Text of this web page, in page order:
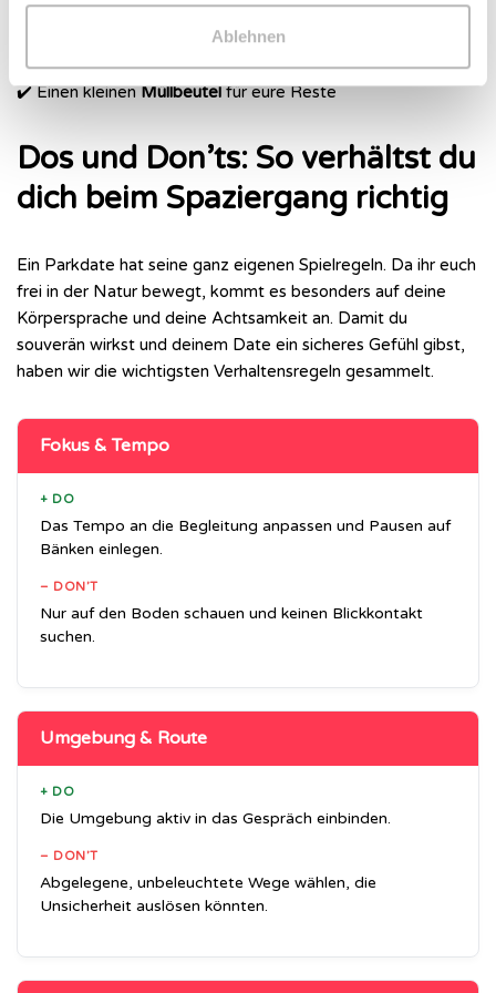
Ablehnen
✔️ Einen kleinenMüllbeutelfür eure Reste
Dos und Don’ts: So verhältst du
dich beim Spaziergang richtig
Ein Parkdate hat seine ganz eigenen Spielregeln. Da ihr euch
frei in der Natur bewegt, kommt es besonders auf deine
Körpersprache und deine Achtsamkeit an. Damit du
souverän wirkst und deinem Date ein sicheres Gefühl gibst,
haben wir die wichtigsten Verhaltensregeln gesammelt.
Fokus & Tempo
+ DO
Das Tempo an die Begleitung anpassen und Pausen auf
Bänken einlegen.
– DON’T
Nur auf den Boden schauen und keinen Blickkontakt
suchen.
Umgebung & Route
+ DO
Die Umgebung aktiv in das Gespräch einbinden.
– DON’T
Abgelegene, unbeleuchtete Wege wählen, die
Unsicherheit auslösen könnten.